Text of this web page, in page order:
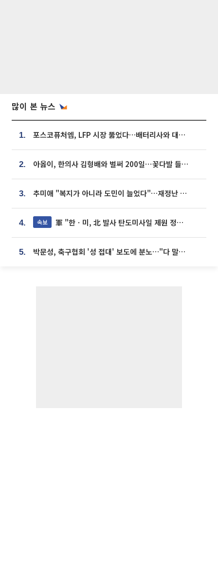
많이 본 뉴스
1. 포스코퓨처엠, LFP 시장 뚫었다…배터리사와 대규모 장기 공급 합의
2. 아옳이, 한의사 김형배와 벌써 200일⋯꽃다발 들고 "프러포즈 아냐"
3. 추미애 "복지가 아니라 도민이 늘었다"…재정난 책임론 정면돌파
4. 속보 軍 "한ㆍ미, 北 발사 탄도미사일 제원 정밀분석 중"
5. 박문성, 축구협회 '성 접대' 보도에 분노…"다 말아먹으려고 작정했나"